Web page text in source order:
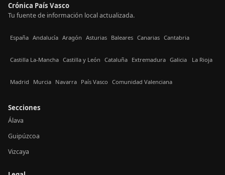
Crónica País Vasco
Tu fuente de información local actualizada.
España Andalucía Aragón Asturias Baleares Canarias Cantabria
Castilla La-Mancha Castilla y León Cataluña Extremadura Galicia La Rioja
Madrid Murcia Navarra País Vasco Comunidad Valenciana
Secciones
Álava
Guipúzcoa
Vizcaya